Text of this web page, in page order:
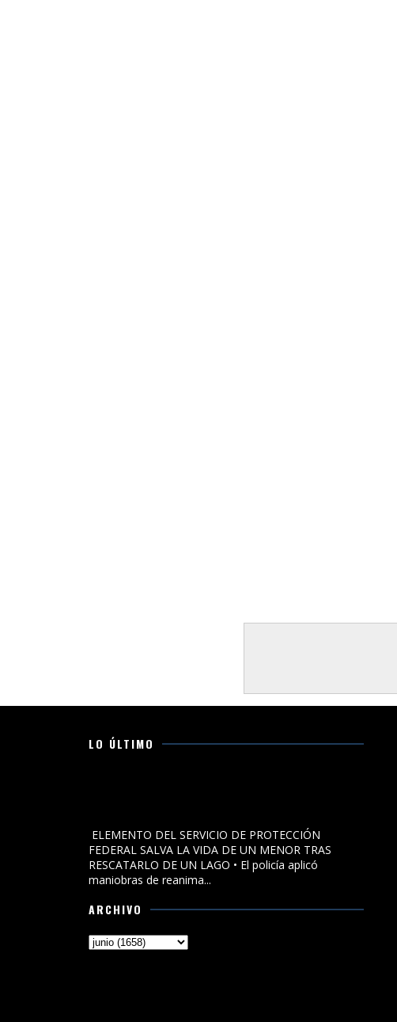
LO ÚLTIMO
ELEMENTO DEL SERVICIO DE PROTECCIÓN
FEDERAL SALVA LA VIDA DE UN MENOR TRAS
RESCATARLO DE UN LAGO • El policía aplicó
maniobras de reanima...
ARCHIVO